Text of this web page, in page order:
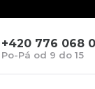
+420 776 068
Po-Pá od 9 do 15